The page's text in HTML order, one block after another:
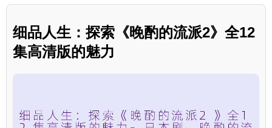
细品人生：探索《晚酌的流派2》全12
集高清版的魅力